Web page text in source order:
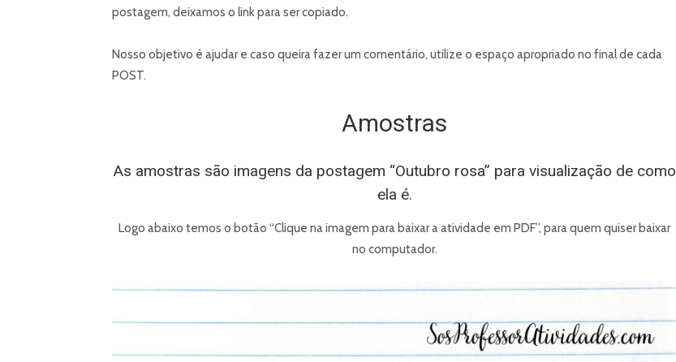
postagem, deixamos o link para ser copiado.
Nosso objetivo é ajudar e caso queira fazer um comentário, utilize o espaço apropriado no final de cada
POST.
Amostras
As amostras são imagens da postagem “Outubro rosa” para visualização de como
ela é.
Logo abaixo temos o botão “Clique na imagem para baixar a atividade em PDF”, para quem quiser baixar
no computador.